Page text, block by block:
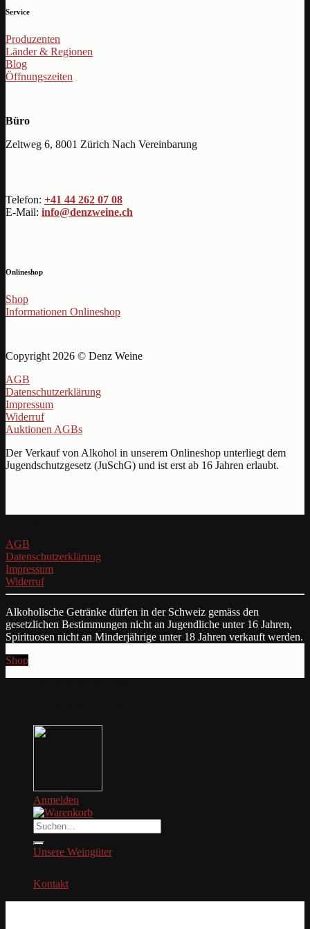
Service
Produzenten
Länder & Regionen
Blog
Öffnungszeiten
Büro
Zeltweg 6, 8001 Zürich Nach Vereinbarung
Telefon: +41 44 262 07 08
E-Mail: info@denzweine.ch
Onlineshop
Shop
Informationen Onlineshop
Copyright 2026 © Denz Weine
AGB
Datenschutzerklärung
Impressum
Widerruf
Auktionen AGBs
Der Verkauf von Alkohol in unserem Onlineshop unterliegt dem
Jugendschutzgesetz (JuSchG) und ist erst ab 16 Jahren erlaubt.
AGB
Datenschutzerklärung
Impressum
Widerruf
Alkoholische Getränke dürfen in der Schweiz gemäss den
gesetzlichen Bestimmungen nicht an Jugendliche unter 16 Jahren,
Spirituosen nicht an Minderjährige unter 18 Jahren verkauft werden.
Shop
Anmelden
Suche
nach:
Unsere Weingüter
Kontakt